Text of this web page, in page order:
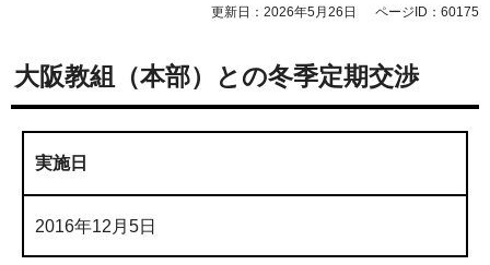
更新日：2026年5月26日 ページID：60175
大阪教組（本部）との冬季定期交渉
実施日
2016年12月5日